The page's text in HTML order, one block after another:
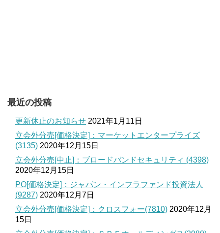
最近の投稿
更新休止のお知らせ 2021年1月11日
立会外分売[価格決定]：マーケットエンタープライズ
(3135) 2020年12月15日
立会外分売[中止]：ブロードバンドセキュリティ (4398)
2020年12月15日
PO[価格決定]：ジャパン・インフラファンド投資法人
(9287) 2020年12月7日
立会外分売[価格決定]：クロスフォー(7810) 2020年12月
15日